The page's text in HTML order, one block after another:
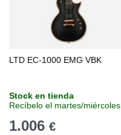
LTD EC-1000 EMG VBK
Stock en tienda
Recíbelo el martes/miércoles
1.006 €